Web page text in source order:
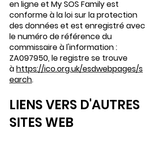
en ligne et My SOS Family est
conforme à la loi sur la protection
des données et est enregistré avec
le numéro de référence du
commissaire à l'information :
ZA097950, le registre se trouve
àhttps://ico.org.uk/esdwebpages/s
earch.
LIENS VERS D'AUTRES
SITES WEB